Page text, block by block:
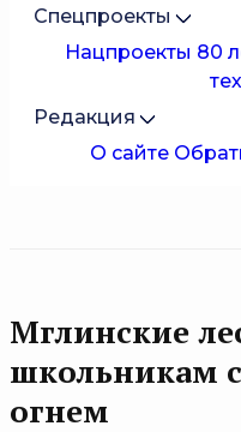
Спецпроекты
Нацпроекты 80
Редакция
О сайте
Мглинские
школьникам
огнем